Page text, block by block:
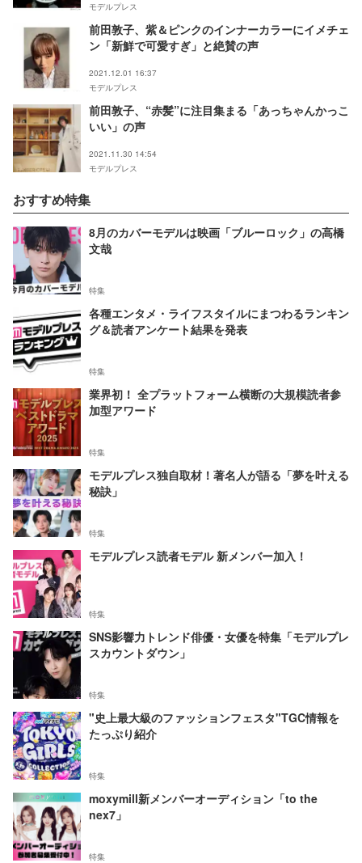
モデルプレス
前田敦子、紫＆ピンクのインナーカラーにイメチェ
ン「新鮮で可愛すぎ」と絶賛の声
2021.12.01 16:37
モデルプレス
前田敦子、“赤髪”に注目集まる「あっちゃんかっこ
いい」の声
2021.11.30 14:54
モデルプレス
おすすめ特集
8月のカバーモデルは映画「ブルーロック」の高橋
文哉
特集
各種エンタメ・ライフスタイルにまつわるランキン
グ＆読者アンケート結果を発表
特集
業界初！ 全プラットフォーム横断の大規模読者参
加型アワード
特集
モデルプレス独自取材！著名人が語る「夢を叶える
秘訣」
特集
モデルプレス読者モデル 新メンバー加入！
特集
SNS影響力トレンド俳優・女優を特集「モデルプレ
スカウントダウン」
特集
"史上最大級のファッションフェスタ"TGC情報を
たっぷり紹介
特集
moxymill新メンバーオーディション「to the
nex7」
特集